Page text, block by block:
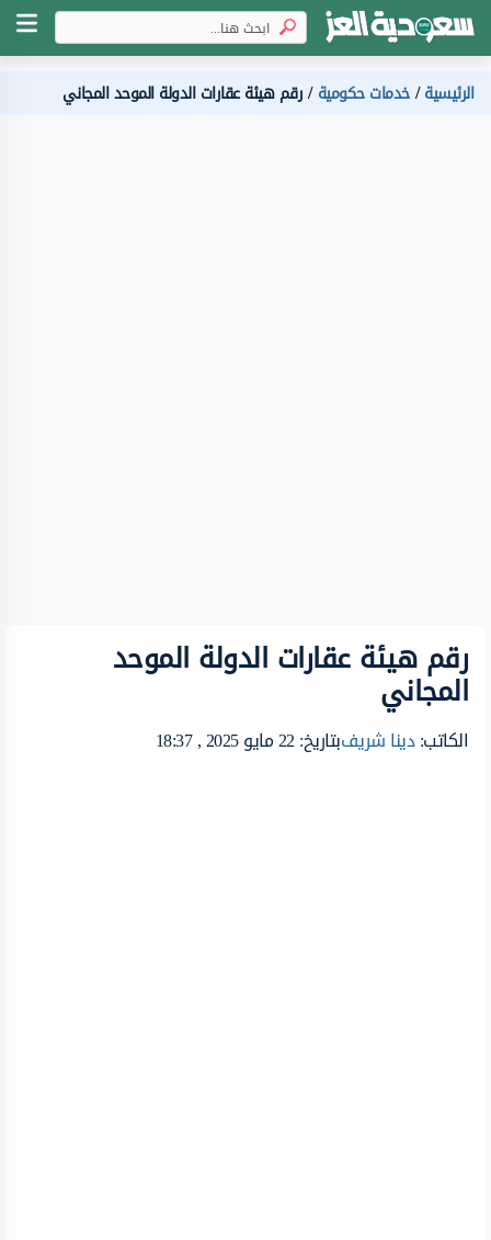
الرئيسية خدمات حكومية رقم هيئة عقارات الدولة الموحد المجاني
رقم هيئة عقارات الدولة الموحد
المجاني
الكاتب:دينا شريفبتاريخ: 22 مايو 2025 , 18:37